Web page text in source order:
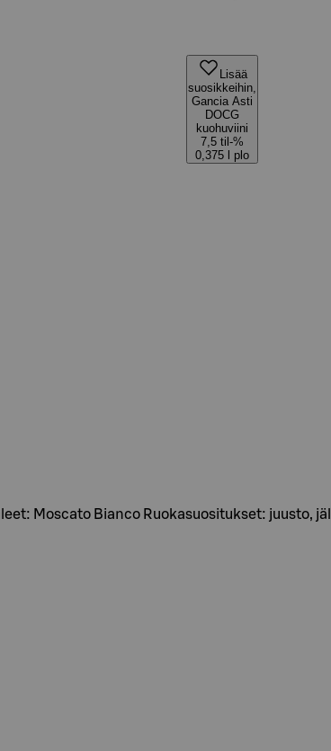
Lisää
suosikkeihin,
Gancia Asti
DOCG
kuohuviini
7,5 til-%
0,375 l plo
Moscato Bianco Ruokasuositukset: juusto,